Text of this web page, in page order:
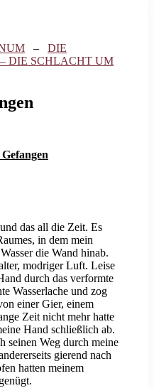
– DIE
DIE SCHLACHT UM
das all die Zeit. Es
in dem mein
die Wand hinab.
modriger Luft. Leise
durch das verformte
Wasserlache und zog
einer Gier, einem
Zeit nicht mehr hatte
Hand schließlich ab.
seinen Weg durch meine
gierend nach
hatten meinem